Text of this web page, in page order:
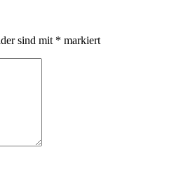
sind mit * markiert